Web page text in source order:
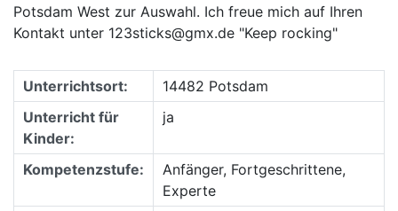
Potsdam West zur Auswahl. Ich freue mich auf Ihren
Kontakt unter 123sticks@gmx.de "Keep rocking"
Unterrichtsort:
14482 Potsdam
Unterricht für
Kinder:
ja
Kompetenzstufe:
Anfänger, Fortgeschrittene,
Experte